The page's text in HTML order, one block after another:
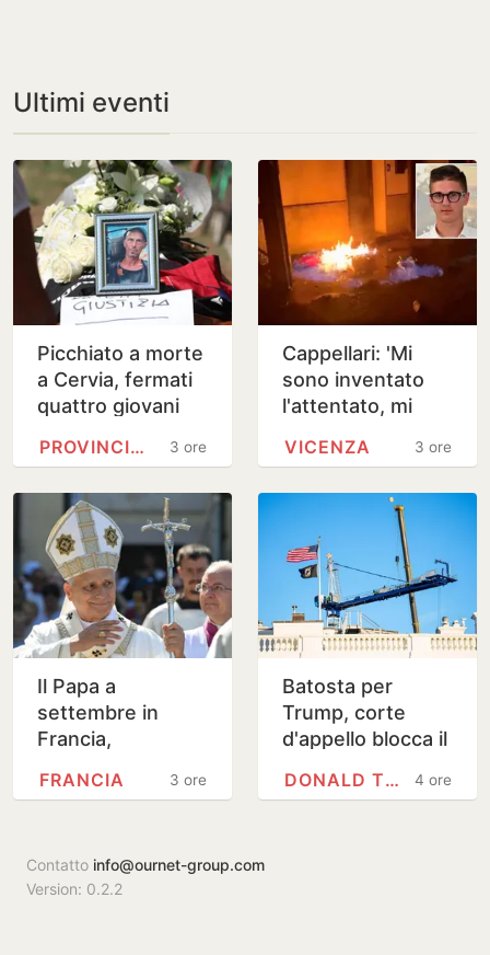
Ultimi eventi
Picchiato a morte
a Cervia, fermati
quattro giovani
3 ore
PROVINCIA DI FORLÌ-CESENA
Cappellari: 'Mi
sono inventato
l'attentato, mi
3 ore
VICENZA
Il Papa a
settembre in
Francia,
vittime di abusi3 ore
FRANCIA
Batosta per
Trump, corte
d'appello blocca il
della Casa Bianca
4 ore
DONALD TRUMP
Contatto info@ournet-group.com
Version: 0.2.2